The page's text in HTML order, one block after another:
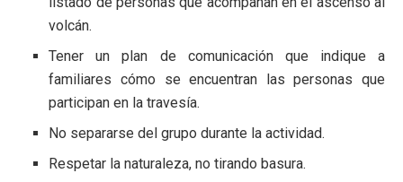
volcán.
Tener un plan de comunicación que indique a
familiares cómo se encuentran las personas que
participan en la travesía.
No separarse del grupo durante la actividad.
Respetar la naturaleza, no tirando basura.